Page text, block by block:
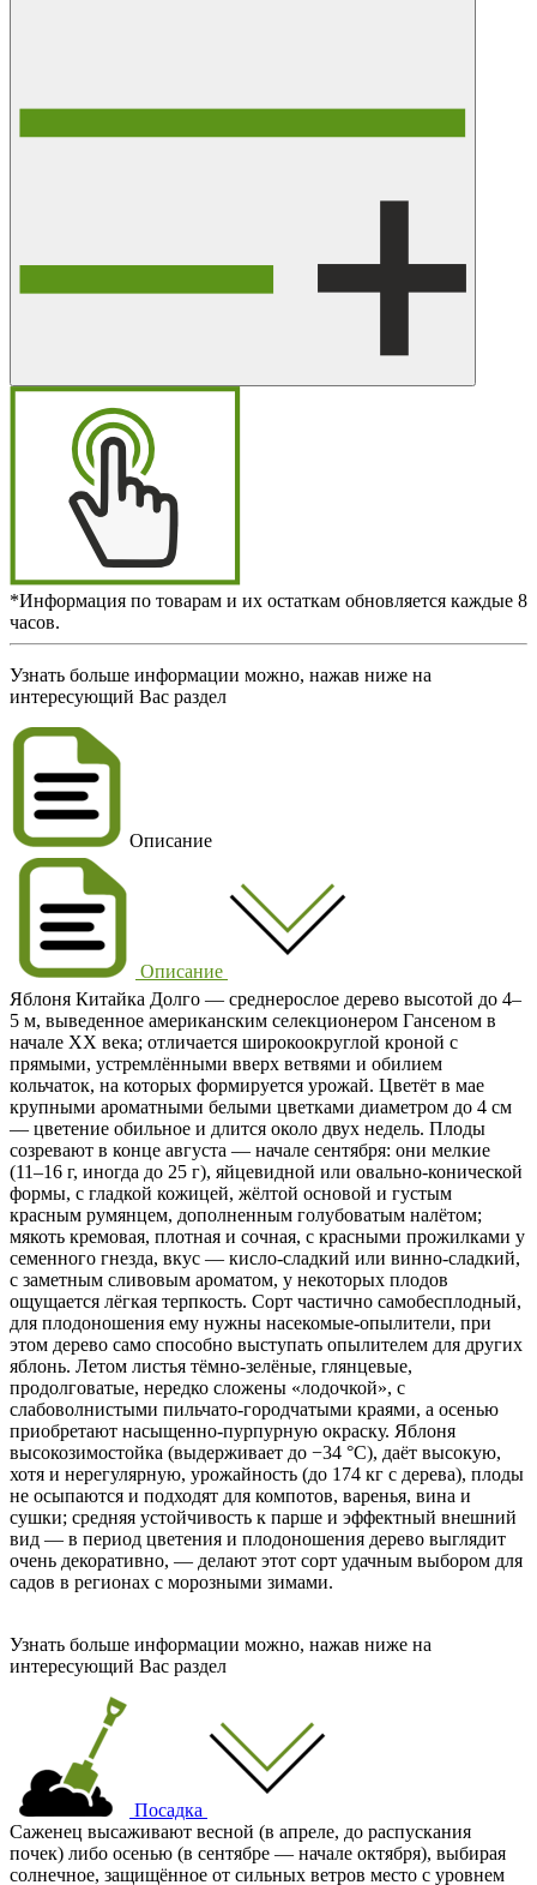
*Информация по товарам и их остаткам обновляется каждые 8
часов.
Узнать больше информации можно, нажав ниже на
интересующий Вас раздел
Описание
Описание
Яблоня Китайка Долго — среднерослое дерево высотой до 4–
5 м, выведенное американским селекционером Гансеном в
начале XX века; отличается широкоокруглой кроной с
прямыми, устремлёнными вверх ветвями и обилием
кольчаток, на которых формируется урожай. Цветёт в мае
крупными ароматными белыми цветками диаметром до 4 см
— цветение обильное и длится около двух недель. Плоды
созревают в конце августа — начале сентября: они мелкие
(11–16 г, иногда до 25 г), яйцевидной или овально‑конической
формы, с гладкой кожицей, жёлтой основой и густым
красным румянцем, дополненным голубоватым налётом;
мякоть кремовая, плотная и сочная, с красными прожилками у
семенного гнезда, вкус — кисло‑сладкий или винно‑сладкий,
с заметным сливовым ароматом, у некоторых плодов
ощущается лёгкая терпкость. Сорт частично самобесплодный,
для плодоношения ему нужны насекомые‑опылители, при
этом дерево само способно выступать опылителем для других
яблонь. Летом листья тёмно‑зелёные, глянцевые,
продолговатые, нередко сложены «лодочкой», с
слабоволнистыми пильчато‑городчатыми краями, а осенью
приобретают насыщенно‑пурпурную окраску. Яблоня
высокозимостойка (выдерживает до −34 °C), даёт высокую,
хотя и нерегулярную, урожайность (до 174 кг с дерева), плоды
не осыпаются и подходят для компотов, варенья, вина и
сушки; средняя устойчивость к парше и эффектный внешний
вид — в период цветения и плодоношения дерево выглядит
очень декоративно, — делают этот сорт удачным выбором для
садов в регионах с морозными зимами.
Узнать больше информации можно, нажав ниже на
интересующий Вас раздел
Посадка
Саженец высаживают весной (в апреле, до распускания
почек) либо осенью (в сентябре — начале октября), выбирая
солнечное, защищённое от сильных ветров место с уровнем